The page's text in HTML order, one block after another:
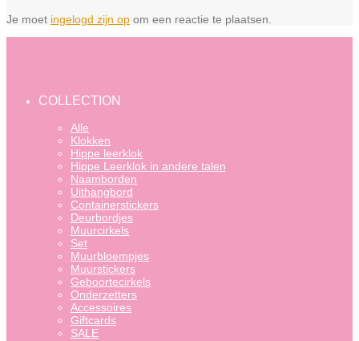
Je moet ingelogd zijn op om een reactie te plaatsen.
COLLECTION
Alle
Klokken
Hippe leerklok
Hippe Leerklok in andere talen
Naamborden
Uithangbord
Containerstickers
Deurbordjes
Muurcirkels
Set
Muurbloempjes
Muurstickers
Geboortecirkels
Onderzetters
Accessoires
Giftcards
SALE